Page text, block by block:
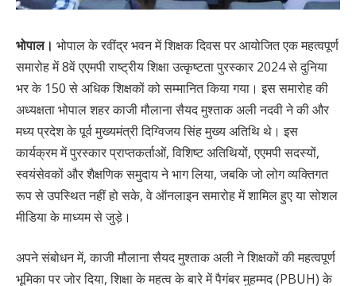
भोपाल। भोपाल के रवींद्र भवन में शिक्षक दिवस पर आयोजित एक महत्वपूर्ण
समारोह में 8वें एएमपी राष्ट्रीय शिक्षा उत्कृष्टता पुरस्कार 2024 से दुनिया
भर के 150 से अधिक शिक्षकों को सम्मानित किया गया। इस समारोह की
अध्यक्षता भोपाल शहर काजी मौलाना सैयद मुश्ताक अली नदवी ने की और
मध्य प्रदेश के पूर्व मुख्यमंत्री दिग्विजय सिंह मुख्य अतिथि थे। इस
कार्यक्रम में पुरस्कार प्राप्तकर्ताओं, विशिष्ट अतिथियों, एएमपी सदस्यों,
स्वयंसेवकों और शैक्षणिक समुदाय ने भाग लिया, जबकि जो लोग व्यक्तिगत
रूप से उपस्थित नहीं हो सके, वे ऑनलाइन समारोह में शामिल हुए या सोशल
मीडिया के माध्यम से जुड़े।
अपने संबोधन में, काजी मौलाना सैयद मुश्ताक अली ने शिक्षकों की महत्वपूर्ण
भूमिका पर जोर दिया, शिक्षा के महत्व के बारे में पैगंबर मुहम्मद (PBUH) के